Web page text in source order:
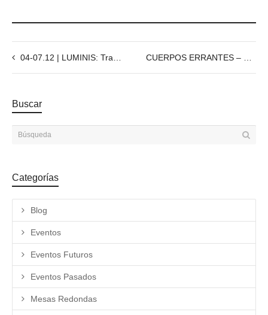
04-07.12 | LUMINIS: Transformando la Luz, el Arte y el Patrimonio
Buscar
Categorías
Blog
Eventos
Eventos Futuros
Eventos Pasados
Mesas Redondas